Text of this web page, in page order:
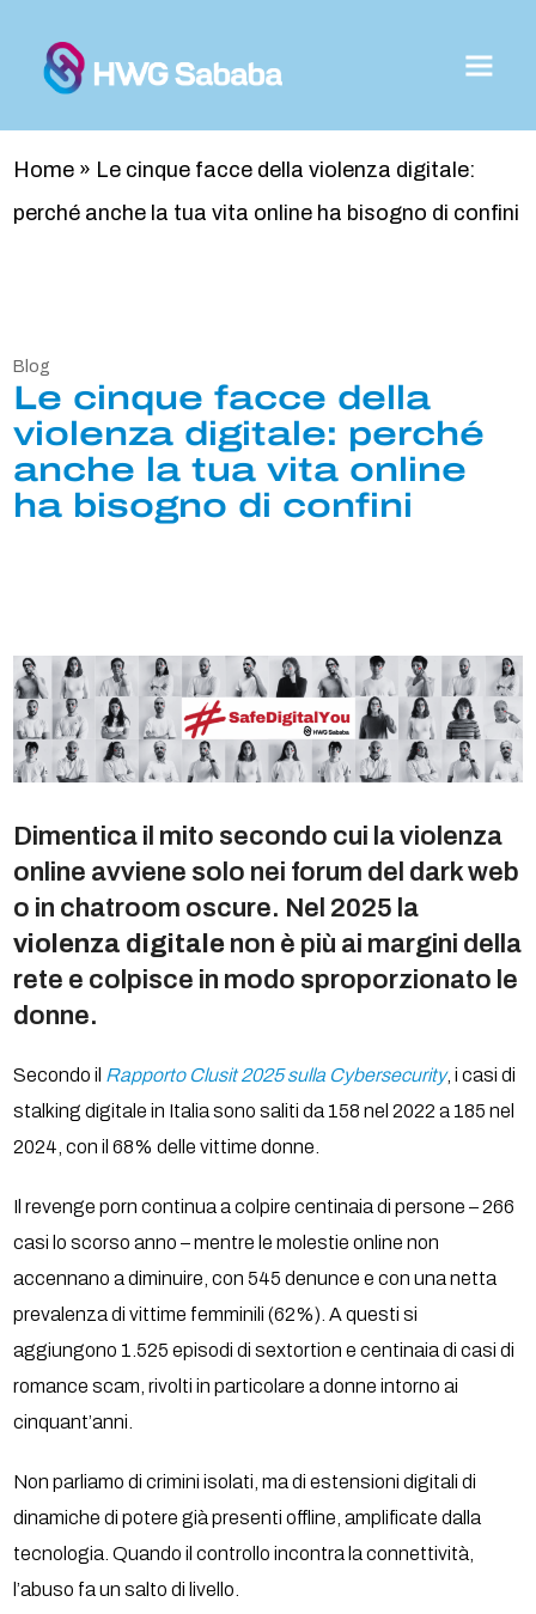
Home » Le cinque facce della violenza digitale:
perché anche la tua vita online ha bisogno di confini
Blog
Le cinque facce della
violenza digitale: perché
anche la tua vita online
ha bisogno di confini
Dimentica il mito secondo cui la violenza
online avviene solo nei forum del dark web
o in chatroom oscure. Nel 2025 la
violenza digitale non è più ai margini della
rete e colpisce in modo sproporzionato le
donne.
Secondo il Rapporto Clusit 2025 sulla Cybersecurity, i casi di
stalking digitale in Italia sono saliti da 158 nel 2022 a 185 nel
2024, con il 68% delle vittime donne.
Il revenge porn continua a colpire centinaia di persone – 266
casi lo scorso anno – mentre le molestie online non
accennano a diminuire, con 545 denunce e con una netta
prevalenza di vittime femminili (62%). A questi si
aggiungono 1.525 episodi di sextortion e centinaia di casi di
romance scam, rivolti in particolare a donne intorno ai
cinquant’anni.
Non parliamo di crimini isolati, ma di estensioni digitali di
dinamiche di potere già presenti offline, amplificate dalla
tecnologia. Quando il controllo incontra la connettività,
l’abuso fa un salto di livello.